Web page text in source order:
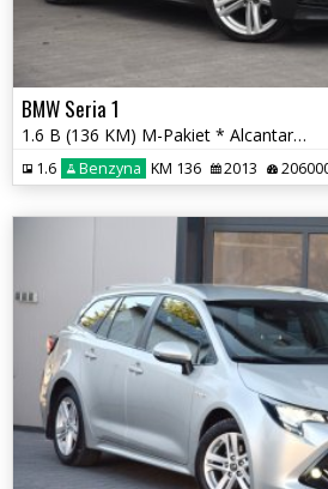
BMW Seria 1
1.6 B (136 KM) M-Pakiet * Alcantara * Nawigacja * Tempomat * Gwarancja
1.6 Benzyna KM 136 2013